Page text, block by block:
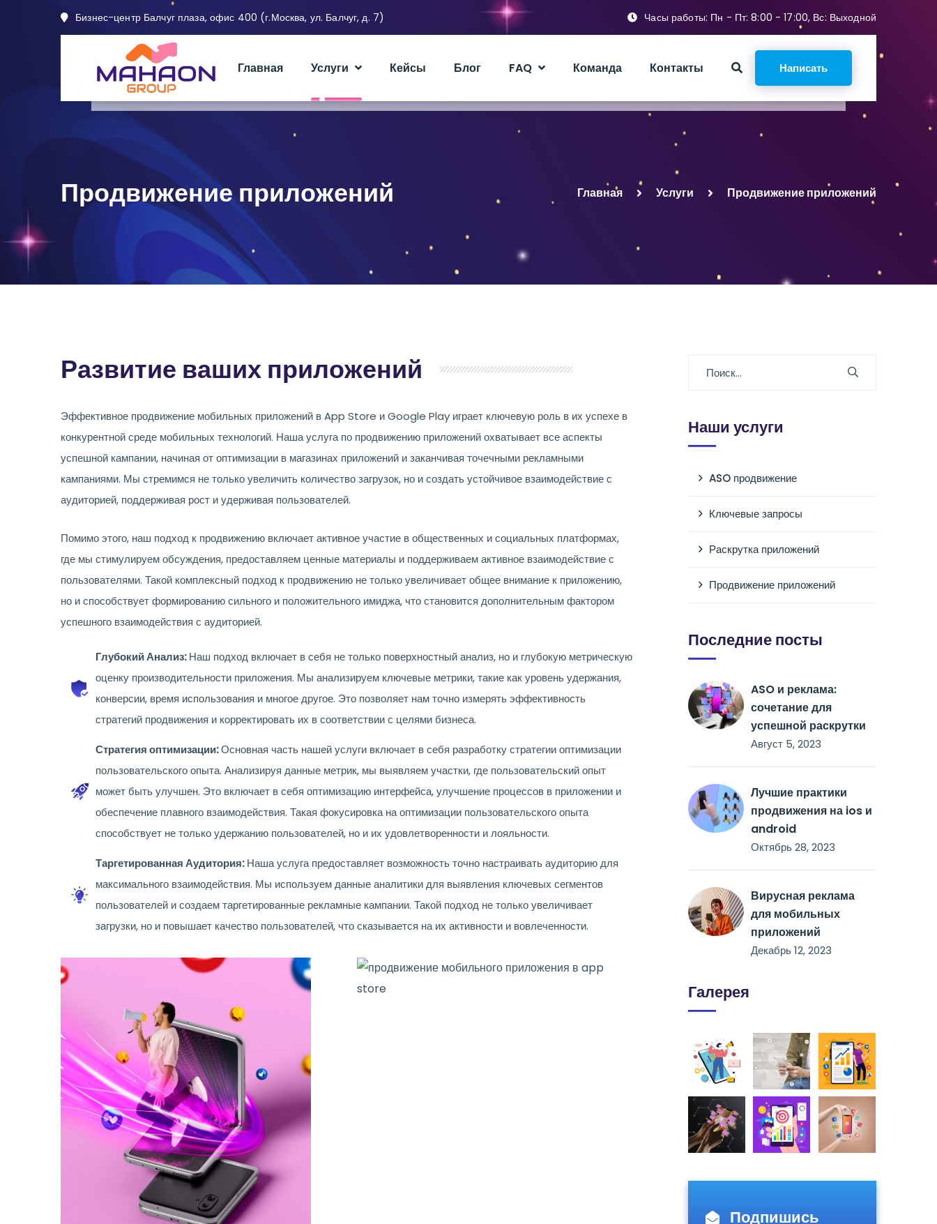
Бизнес-центр Балчуг плаза, офис 400 (г.Москва, ул. Балчуг, д. 7) Часы работы: Пн - Пт: 8:00 - 17:00, Вс: Выходной
Главная Услуги Кейсы Блог FAQ Команда Контакты Написать
Продвижение приложений Главная Услуги Продвижение приложений
Развитие ваших приложений
Эффективное продвижение мобильных приложений в App Store и Google Play играет ключевую роль в их успехе в
конкурентной среде мобильных технологий. Наша услуга по продвижению приложений охватывает все аспекты
успешной кампании, начиная от оптимизации в магазинах приложений и заканчивая точечными рекламными
кампаниями. Мы стремимся не только увеличить количество загрузок, но и создать устойчивое взаимодействие с
аудиторией, поддерживая рост и удерживая пользователей.
Помимо этого, наш подход к продвижению включает активное участие в общественных и социальных платформах,
где мы стимулируем обсуждения, предоставляем ценные материалы и поддерживаем активное взаимодействие с
пользователями. Такой комплексный подход к продвижению не только увеличивает общее внимание к приложению,
но и способствует формированию сильного и положительного имиджа, что становится дополнительным фактором
успешного взаимодействия с аудиторией.
Глубокий Анализ:Наш подход включает в себя не только поверхностный анализ, но и глубокую метрическую
оценку производительности приложения. Мы анализируем ключевые метрики, такие как уровень удержания,
конверсии, время использования и многое другое. Это позволяет нам точно измерять эффективность
стратегий продвижения и корректировать их в соответствии с целями бизнеса.
Стратегия оптимизации:Основная часть нашей услуги включает в себя разработку стратегии оптимизации
пользовательского опыта. Анализируя данные метрик, мы выявляем участки, где пользовательский опыт
может быть улучшен. Это включает в себя оптимизацию интерфейса, улучшение процессов в приложении и
обеспечение плавного взаимодействия. Такая фокусировка на оптимизации пользовательского опыта
способствует не только удержанию пользователей, но и их удовлетворенности и лояльности.
Таргетированная Аудитория:Наша услуга предоставляет возможность точно настраивать аудиторию для
максимального взаимодействия. Мы используем данные аналитики для выявления ключевых сегментов
пользователей и создаем таргетированные рекламные кампании. Такой подход не только увеличивает
загрузки, но и повышает качество пользователей, что сказывается на их активности и вовлеченности.
Наши услуги
ASO продвижение
Ключевые запросы
Раскрутка приложений
Продвижение приложений
Последние посты
ASO и реклама:
сочетание для
успешной раскрутки
Август 5, 2023
Лучшие практики
продвижения на ios и
android
Октябрь 28, 2023
Вирусная реклама
для мобильных
приложений
Декабрь 12, 2023
Галерея
Подпишись